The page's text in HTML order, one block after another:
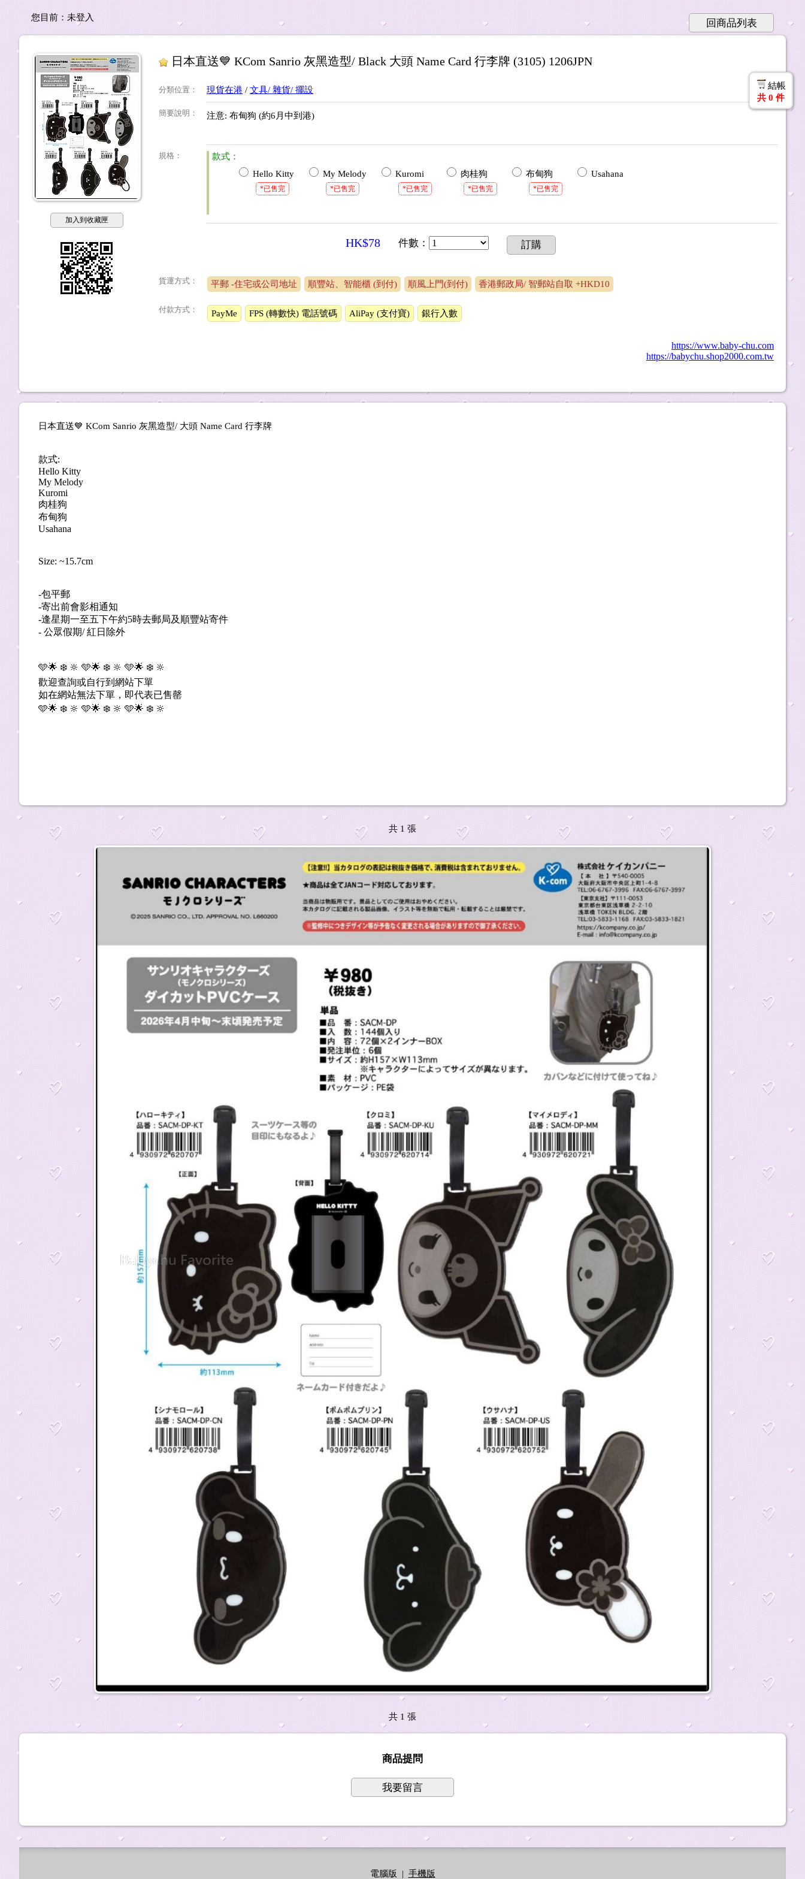
您目前： 未登入 回商品列表
加入到收藏匣
日本直送💙 KCom Sanrio 灰黑造型/ Black 大頭 Name Card 行李牌 (3105) 1206JPN
分類位置 ： 現貨在港 / 文具/ 雜貨/ 擺設
簡要說明 ： 注意: 布甸狗 (約6月中到港)
規格 ：
款式：
Hello Kitty
*已售完
My Melody
*已售完
Kuromi
*已售完
肉桂狗
*已售完
布甸狗
*已售完
Usahana
HK$78 件數 ： 訂購
貨運方式： 平郵 -住宅或公司地址 順豐站、智能櫃 (到付) 順風上門(到付) 香港郵政局/ 智郵站自取 +HKD10
付款方式： PayMe FPS (轉數快) 電話號碼 AliPay (支付寶) 銀行入數
https://www.baby-chu.com
https://babychu.shop2000.com.tw
結帳
共 0 件
日本直送💙 KCom Sanrio 灰黑造型/ 大頭 Name Card 行李牌
款式:
Hello Kitty
My Melody
Kuromi
肉桂狗
布甸狗
Usahana
Size: ~15.7cm
-包平郵
-寄出前會影相通知
-逢星期一至五下午約5時去郵局及順豐站寄件
- 公眾假期/ 紅日除外
🩵🌟 ❄ 🔆 🩵🌟 ❄ 🔆 🩵🌟 ❄ 🔆
歡迎查詢或自行到網站下單
如在網站無法下單，即代表已售罄
🩵🌟 ❄ 🔆 🩵🌟 ❄ 🔆 🩵🌟 ❄ 🔆
共 1 張
共 1 張
商品提問
我要留言
電腦版 | 手機版